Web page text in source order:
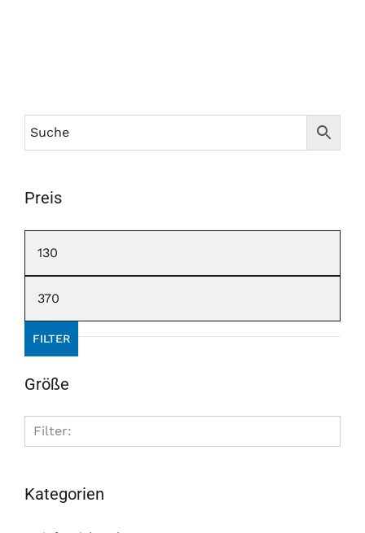
Preis
Preis
Preis
FILTER
Größe
Filter:
90 x 190 cm
Kategorien